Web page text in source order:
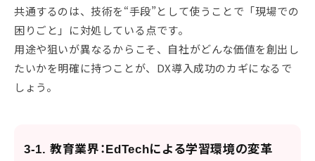
共通するのは、技術を“手段”として使うことで「現場での
困りごと」に対処している点です。
用途や狙いが異なるからこそ、自社がどんな価値を創出し
たいかを明確に持つことが、DX導入成功のカギになるで
しょう。
3-1. 教育業界：EdTechによる学習環境の変革